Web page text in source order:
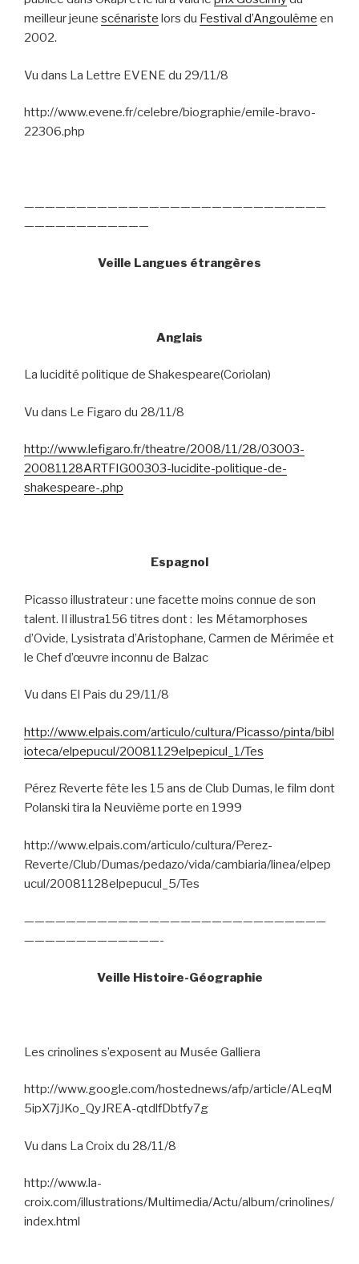
meilleur jeune scénariste lors du Festival d’Angoulême en
2002.
Vu dans La Lettre EVENE du 29/11/8
http://www.evene.fr/celebre/biographie/emile-bravo-
22306.php
—————————————————————————————
————————————
Veille Langues étrangères
Anglais
La lucidité politique de Shakespeare(Coriolan)
Vu dans Le Figaro du 28/11/8
http://www.lefigaro.fr/theatre/2008/11/28/03003-
20081128ARTFIG00303-lucidite-politique-de-
shakespeare-.php
Espagnol
Picasso illustrateur : une facette moins connue de son
talent. Il illustra156 titres dont : les Métamorphoses
d’Ovide, Lysistrata d’Aristophane, Carmen de Mérimée et
le Chef d’œuvre inconnu de Balzac
Vu dans El Pais du 29/11/8
http://www.elpais.com/articulo/cultura/Picasso/pinta/bibl
ioteca/elpepucul/20081129elpepicul_1/Tes
Pérez Reverte fête les 15 ans de Club Dumas, le film dont
Polanski tira la Neuvième porte en 1999
http://www.elpais.com/articulo/cultura/Perez-
Reverte/Club/Dumas/pedazo/vida/cambiaria/linea/elpep
ucul/20081128elpepucul_5/Tes
—————————————————————————————
—————————————-
Veille Histoire-Géographie
Les crinolines s’exposent au Musée Galliera
http://www.google.com/hostednews/afp/article/ALeqM
5ipX7jJKo_QyJREA-qtdlfDbtfy7g
Vu dans La Croix du 28/11/8
http://www.la-
croix.com/illustrations/Multimedia/Actu/album/crinolines/
index.html